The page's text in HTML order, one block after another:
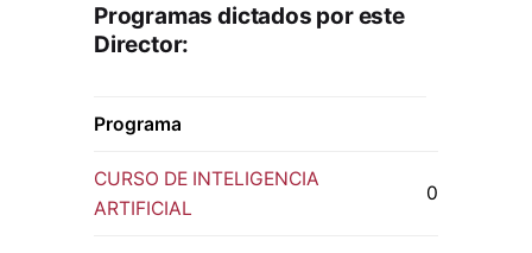
Programas dictados por este
Director:
Programa
CURSO DE INTELIGENCIA
ARTIFICIAL
0